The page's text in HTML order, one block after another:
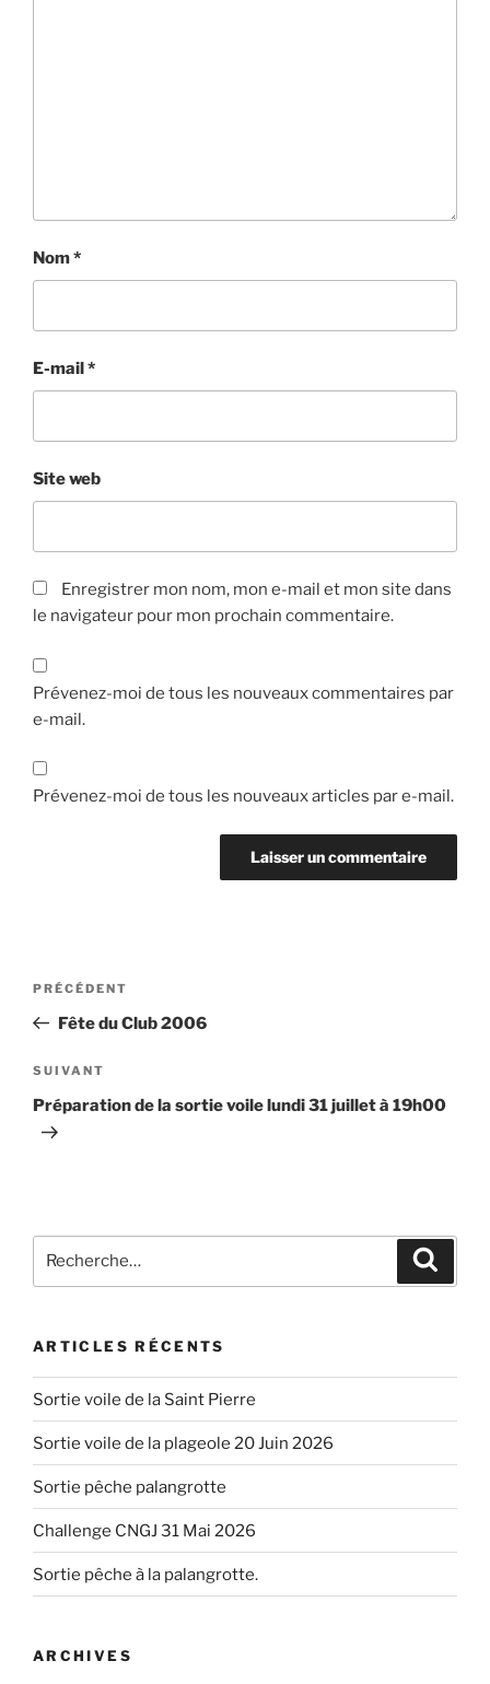
Nom*
E-mail*
Site web
Enregistrer mon nom, mon e-mail et mon site dans
le navigateur pour mon prochain commentaire.
Prévenez-moi de tous les nouveaux commentaires par
e-mail.
Prévenez-moi de tous les nouveaux articles par e-mail.
Navigation
l’article
Article
précédent
PRÉCÉDENT
Fête du Club 2006
Article
suivant
SUIVANT
Préparation de la sortie voile lundi 31 juillet à 19h00
pour
ARTICLES RÉCENTS
Sortie voile de la Saint Pierre
Sortie voile de la plageole 20 Juin 2026
Sortie pêche palangrotte
Challenge CNGJ 31 Mai 2026
Sortie pêche à la palangrotte.
ARCHIVES